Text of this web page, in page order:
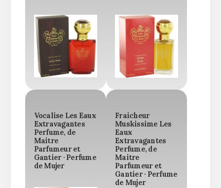
Vocalise Les Eaux
Extravagantes
Perfume, de
Maitre
Parfumeur et
Gantier · Perfume
de Mujer
Fraicheur
Muskissime Les
Eaux
Extravagantes
Perfume, de
Maitre
Parfumeur et
Gantier · Perfume
de Mujer